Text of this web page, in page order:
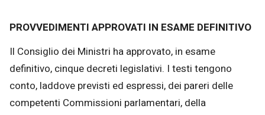
PROVVEDIMENTI APPROVATI IN ESAME DEFINITIVO
Il Consiglio dei Ministri ha approvato, in esame
definitivo, cinque decreti legislativi. I testi tengono
conto, laddove previsti ed espressi, dei pareri delle
competenti Commissioni parlamentari, della